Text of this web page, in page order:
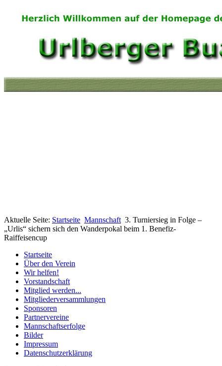
Aktuelle Seite: Startseite Mannschaft 3. Turniersieg in Folge –
„Urlis“ sichern sich den Wanderpokal beim 1. Benefiz-
Raiffeisencup
Startseite
Über den Verein
Wir helfen!
Vorstandschaft
Mitglied werden...
Mitgliederversammlungen
Sponsoren
Partnervereine
Mannschaftserfolge
Bilder
Impressum
Datenschutzerklärung